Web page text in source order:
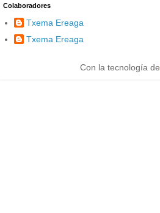
Colaboradores
Txema Ereaga
Txema Ereaga
Con la tecnología de